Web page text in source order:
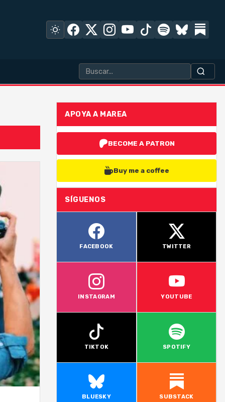
APOYA A MAREA
BECOME A PATRON
Buy me a coffee
SÍGUENOS
FACEBOOK TWITTER
INSTAGRAM YOUTUBE
TIKTOK SPOTIFY
BLUESKY SUBSTACK